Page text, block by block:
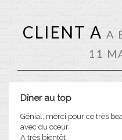
CLIENT A A
11
Dîner au top
Génial, merci pour ce très
avec du cœur.
A très bientôt